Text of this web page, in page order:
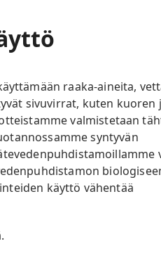
raaka-aineita,
sivuvirrat, kuten kuoren
valmistetaan
syntyvän
käyttö vähentää